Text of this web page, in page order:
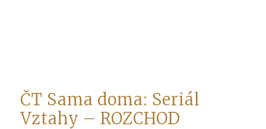
ČT Sama doma: Seriál
Vztahy – ROZCHOD